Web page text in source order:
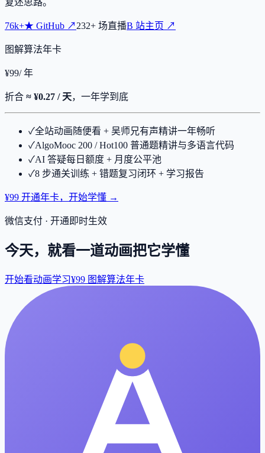
复述思路。
76k+★ GitHub ↗232+ 场直播B 站主页 ↗
图解算法年卡
¥99/ 年
折合 ≈ ¥0.27 / 天，一年学到底
✓全站动画随便看 + 吴师兄有声精讲一年畅听
✓AlgoMooc 200 / Hot100 普通题精讲与多语言代码
✓AI 答疑每日额度 + 月度公平池
✓8 步通关训练 + 错题复习闭环 + 学习报告
¥99 开通年卡，开始学懂 →
微信支付 · 开通即时生效
今天，就看一道动画把它学懂
开始看动画学习¥99 图解算法年卡